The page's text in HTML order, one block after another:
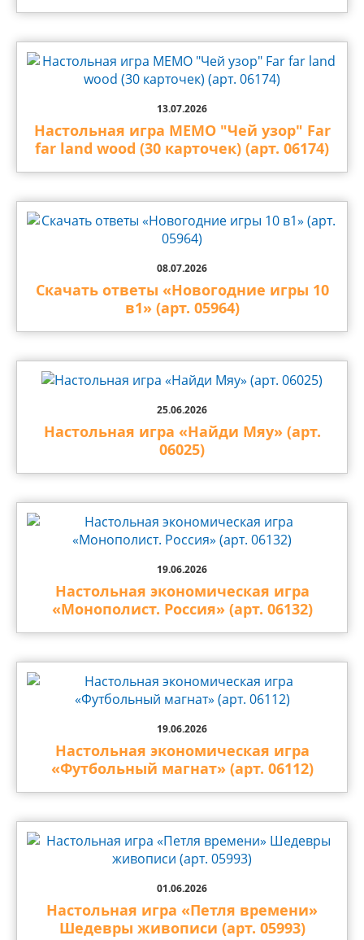
13.07.2026
Настольная игра МЕМО "Чей узор" Far
far land wood (30 карточек) (арт. 06174)
08.07.2026
Скачать ответы «Новогодние игры 10
в1» (арт. 05964)
25.06.2026
Настольная игра «Найди Мяу» (арт.
06025)
19.06.2026
Настольная экономическая игра
«Монополист. Россия» (арт. 06132)
19.06.2026
Настольная экономическая игра
«Футбольный магнат» (арт. 06112)
01.06.2026
Настольная игра «Петля времени»
Шедевры живописи (арт. 05993)